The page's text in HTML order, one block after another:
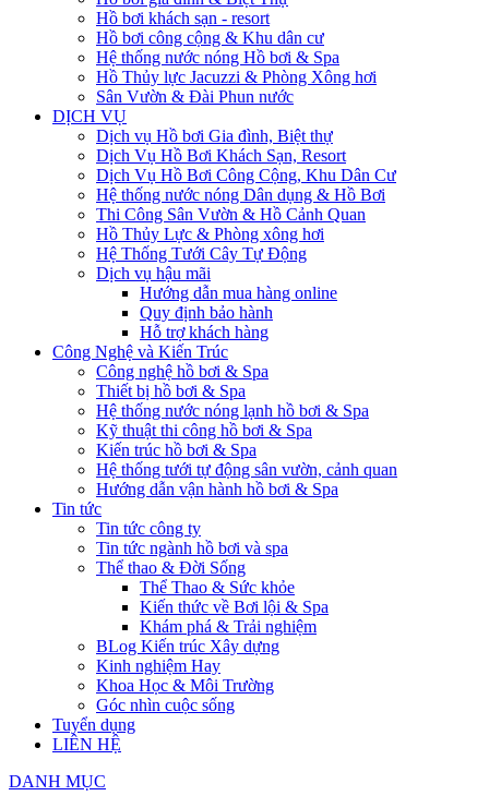
Hồ bơi khách sạn - resort
Hồ bơi công cộng & Khu dân cư
Hệ thống nước nóng Hồ bơi & Spa
Hồ Thủy lực Jacuzzi & Phòng Xông hơi
Sân Vườn & Đài Phun nước
DỊCH VỤ
Dịch vụ Hồ bơi Gia đình, Biệt thự
Dịch Vụ Hồ Bơi Khách Sạn, Resort
Dịch Vụ Hồ Bơi Công Cộng, Khu Dân Cư
Hệ thống nước nóng Dân dụng & Hồ Bơi
Thi Công Sân Vườn & Hồ Cảnh Quan
Hồ Thủy Lực & Phòng xông hơi
Hệ Thống Tưới Cây Tự Động
Dịch vụ hậu mãi
Hướng dẫn mua hàng online
Quy định bảo hành
Hỗ trợ khách hàng
Công Nghệ và Kiến Trúc
Công nghệ hồ bơi & Spa
Thiết bị hồ bơi & Spa
Hệ thống nước nóng lạnh hồ bơi & Spa
Kỹ thuật thi công hồ bơi & Spa
Kiến trúc hồ bơi & Spa
Hệ thống tưới tự động sân vườn, cảnh quan
Hướng dẫn vận hành hồ bơi & Spa
Tin tức
Tin tức công ty
Tin tức ngành hồ bơi và spa
Thể thao & Đời Sống
Thể Thao & Sức khỏe
Kiến thức về Bơi lội & Spa
Khám phá & Trải nghiệm
BLog Kiến trúc Xây dựng
Kinh nghiệm Hay
Khoa Học & Môi Trường
Góc nhìn cuộc sống
Tuyển dụng
LIÊN HỆ
DANH MỤC